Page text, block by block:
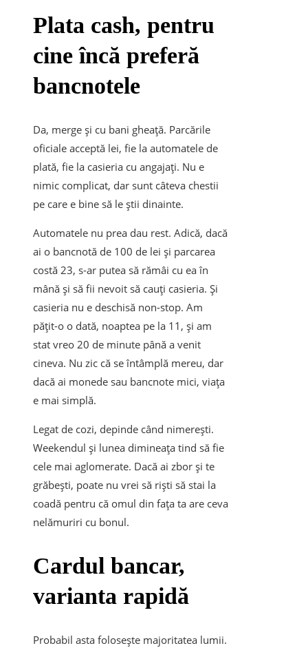
Plata cash, pentru
cine încă preferă
bancnotele
Da, merge și cu bani gheață. Parcările
oficiale acceptă lei, fie la automatele de
plată, fie la casieria cu angajați. Nu e
nimic complicat, dar sunt câteva chestii
pe care e bine să le știi dinainte.
Automatele nu prea dau rest. Adică, dacă
ai o bancnotă de 100 de lei și parcarea
costă 23, s-ar putea să rămâi cu ea în
mână și să fii nevoit să cauți casieria. Și
casieria nu e deschisă non-stop. Am
pățit-o o dată, noaptea pe la 11, și am
stat vreo 20 de minute până a venit
cineva. Nu zic că se întâmplă mereu, dar
dacă ai monede sau bancnote mici, viața
e mai simplă.
Legat de cozi, depinde când nimerești.
Weekendul și lunea dimineața tind să fie
cele mai aglomerate. Dacă ai zbor și te
grăbești, poate nu vrei să riști să stai la
coadă pentru că omul din fața ta are ceva
nelămuriri cu bonul.
Cardul bancar,
varianta rapidă
Probabil asta folosește majoritatea lumii.